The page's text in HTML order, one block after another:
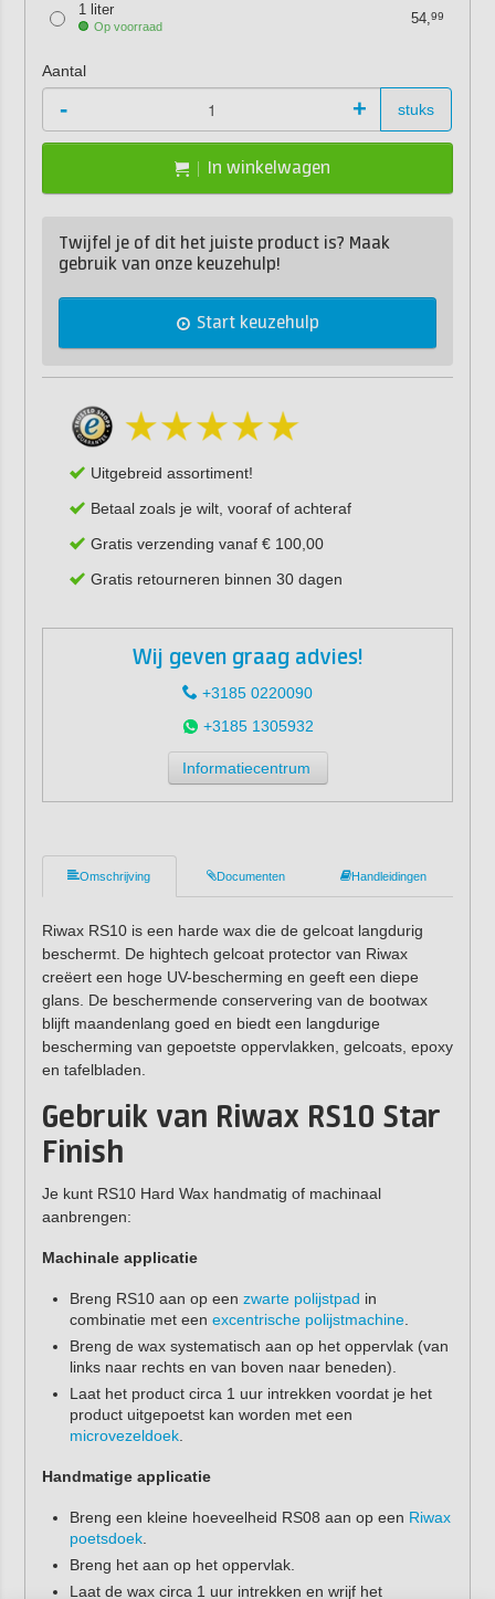
1 liter
Op voorraad 54,99
Aantal
- + stuks
In winkelwagen
Twijfel je of dit het juiste product is? Maak
gebruik van onze keuzehulp!
Start keuzehulp
Uitgebreid assortiment!
Betaal zoals je wilt, vooraf of achteraf
Gratis verzending vanaf € 100,00
Gratis retourneren binnen 30 dagen
Wij geven graag advies!
+3185 0220090
+3185 1305932
Informatiecentrum
Omschrijving Documenten Handleidingen
Riwax RS10 is een harde wax die de gelcoat langdurig
beschermt. De hightech gelcoat protector van Riwax
creëert een hoge UV-bescherming en geeft een diepe
glans. De beschermende conservering van de bootwax
blijft maandenlang goed en biedt een langdurige
bescherming van gepoetste oppervlakken, gelcoats, epoxy
en tafelbladen.
Gebruik van Riwax RS10 Star
Finish
Je kunt RS10 Hard Wax handmatig of machinaal
aanbrengen:
Machinale applicatie
Breng RS10 aan op een zwarte polijstpad in
combinatie met een excentrische polijstmachine.
Breng de wax systematisch aan op het oppervlak (van
links naar rechts en van boven naar beneden).
Laat het product circa 1 uur intrekken voordat je het
product uitgepoetst kan worden met een
microvezeldoek.
Handmatige applicatie
Breng een kleine hoeveelheid RS08 aan op een Riwax
poetsdoek.
Breng het aan op het oppervlak.
Laat de wax circa 1 uur intrekken en wrijf het